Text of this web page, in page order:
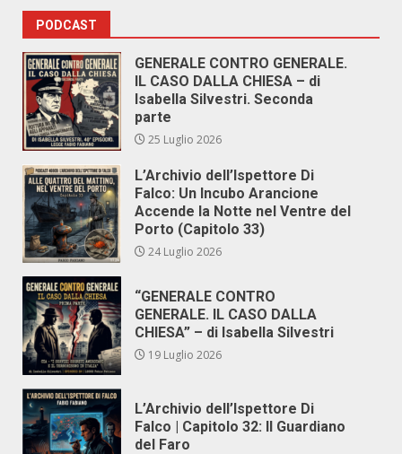
PODCAST
GENERALE CONTRO GENERALE.
IL CASO DALLA CHIESA – di
Isabella Silvestri. Seconda
parte
25 Luglio 2026
L’Archivio dell’Ispettore Di
Falco: Un Incubo Arancione
Accende la Notte nel Ventre del
Porto (Capitolo 33)
24 Luglio 2026
“GENERALE CONTRO
GENERALE. IL CASO DALLA
CHIESA” – di Isabella Silvestri
19 Luglio 2026
L’Archivio dell’Ispettore Di
Falco | Capitolo 32: Il Guardiano
del Faro